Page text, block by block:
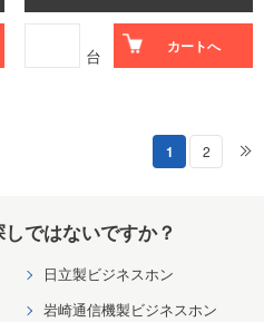
台 カートへ
1 2
ではないですか？
日立製ビジネスホン
岩崎通信機製ビジネスホン